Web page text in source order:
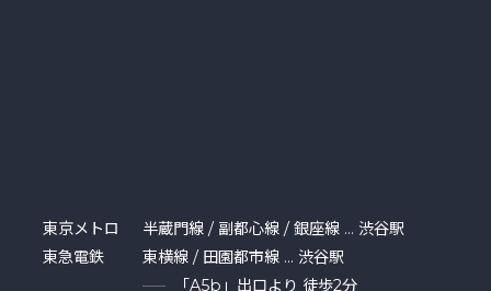
東京メトロ
東急電鉄
半蔵門線 / 副都心線 / 銀座線 … 渋谷駅
東横線 / 田園都市線 … 渋谷駅
「A5b」出口より 徒歩2分